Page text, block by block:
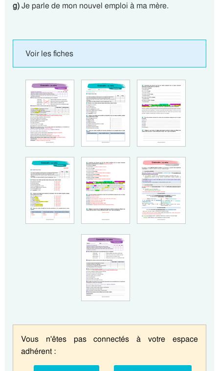
g)Je parle de mon nouvel emploi à ma mère.
Voir les fiches
Vous n'êtes pas connectés à votre espace
adhérent :